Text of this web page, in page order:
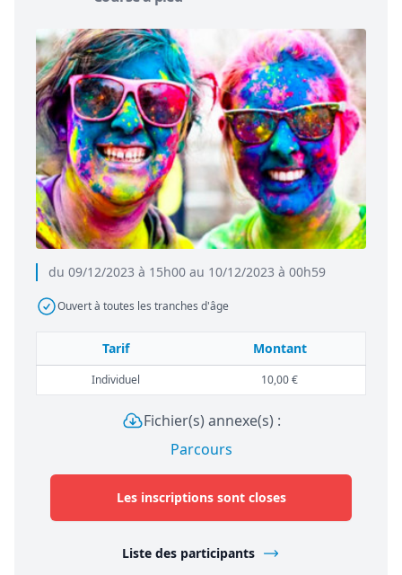
du 09/12/2023 à 15h00 au 10/12/2023 à 00h59
Ouvert à toutes les tranches d'âge
Tarif Montant
Individuel 10,00 €
Fichier(s) annexe(s) :
Parcours
Les inscriptions sont closes
Liste des participants